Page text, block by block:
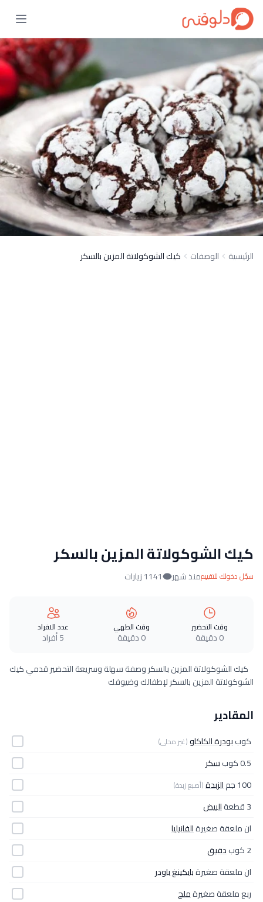
الرئيسية الوصفات كيك الشوكولاتة المزين بالسكر
كيك الشوكولاتة المزين بالسكر
سجّل دخولك للتقييممنذ شهر 1141 زيارات
وقت التحضير
0 دقيقة
وقت الطهي
0 دقيقة
عدد الافراد
5 أفراد
كيك الشوكولاتة المزين بالسكر وصفة سهلة وسريعة التحضير قدمي كيك
الشوكولاتة المزين بالسكر لإطفالك وضيوفك
المقادير
كوببودرة الكاكاو(غير محلى)
0.5 كوب
سكر
100 جم
الزبدة(أصبع زبدة)
3 قطعة
البيض
ان ملعقة صغيرةالفانيليا
2 كوب
دقيق
ان ملعقة صغيرةبايكينغ باودر
ربع ملعقة صغيرةملح